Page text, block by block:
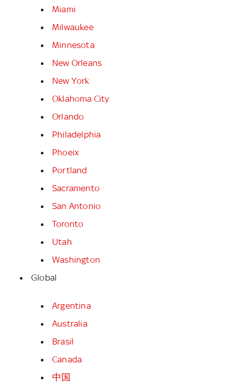
Miami
Milwaukee
Minnesota
New Orleans
New York
Oklahoma City
Orlando
Philadelphia
Phoeix
Portland
Sacramento
San Antonio
Toronto
Utah
Washington
Global
Argentina
Australia
Brasil
Canada
中国